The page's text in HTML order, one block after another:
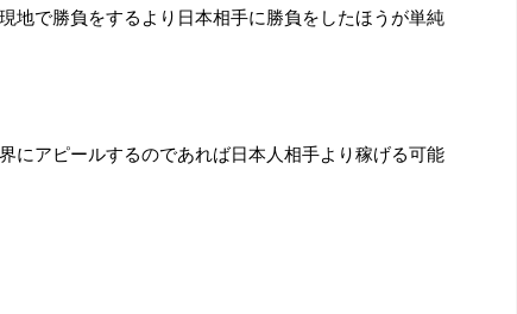
地で勝負をするより日本相手に勝負をしたほうが単純
にアピールするのであれば日本人相手より稼げる可能